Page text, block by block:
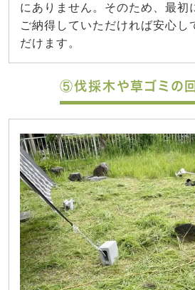
にありません。そのため、最初
ご納得していただければ安心し
だけます。
⑤伐採木や草ゴミの